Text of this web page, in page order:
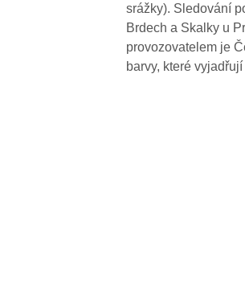
srážky). Sledování
Brdech a Skalky u
provozovatelem je
barvy, které